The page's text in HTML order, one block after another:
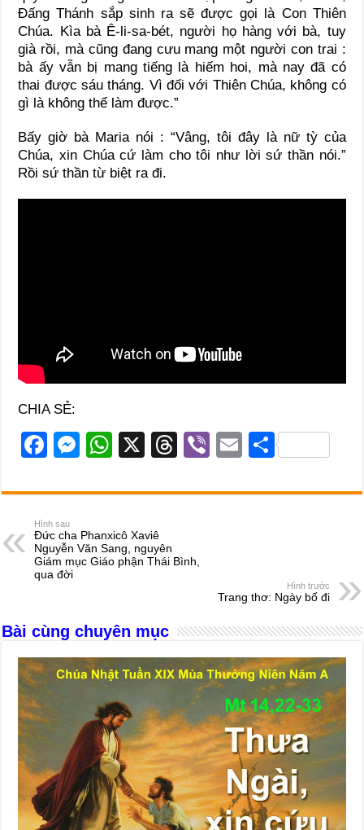
Đấng Thánh sắp sinh ra sẽ được gọi là Con Thiên
Chúa. Kìa bà Ê-li-sa-bét, người họ hàng với bà, tuy
già rồi, mà cũng đang cưu mang một người con trai :
bà ấy vẫn bị mang tiếng là hiếm hoi, mà nay đã có
thai được sáu tháng. Vì đối với Thiên Chúa, không có
gì là không thể làm được.”
Bấy giờ bà Maria nói : “Vâng, tôi đây là nữ tỳ của
Chúa, xin Chúa cứ làm cho tôi như lời sứ thần nói.”
Rồi sứ thần từ biệt ra đi.
CHIA SẺ:
F
c
e
b
o
k
M
ss
n
g
W
at
A
p
X
T
e
s
Vi
er
E
ail
S
ar
Hình sau
Đức cha Phanxicô Xaviê
Nguyễn Văn Sang, nguyên
Giám mục Giáo phận Thái Bình,
qua đời
Hình trước
Trang thơ: Ngày bố đi
Bài cùng chuyên mục